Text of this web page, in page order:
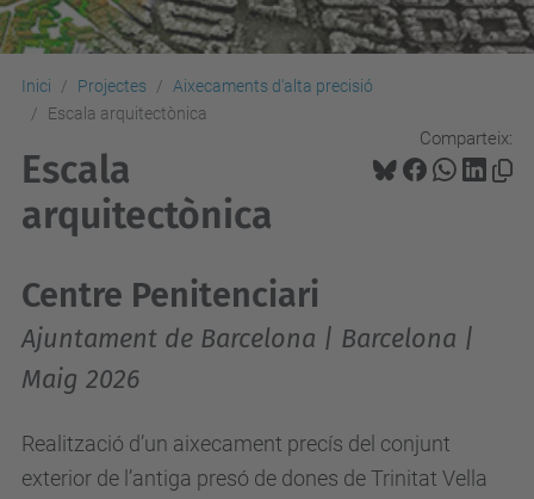
Inici Projectes
Aixecaments d'alta precisió
Escala arquitectònica
Comparteix:
Escala
arquitectònica
Centre Penitenciari
Ajuntament de Barcelona | Barcelona |
Maig 2026
Realització d’un aixecament precís del conjunt
exterior de l’antiga presó de dones de Trinitat Vella